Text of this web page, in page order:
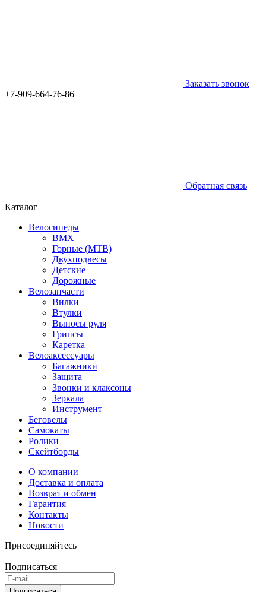
Заказать звонок
+7-909-664-76-86
Обратная связь
Каталог
Велосипеды
BMX
Горные (MTB)
Двухподвесы
Детские
Дорожные
Велозапчасти
Вилки
Втулки
Выносы руля
Грипсы
Каретка
Велоаксессуары
Багажники
Защита
Звонки и клаксоны
Зеркала
Инструмент
Беговелы
Самокаты
Ролики
Скейтборды
О компании
Доставка и оплата
Возврат и обмен
Гарантия
Контакты
Новости
Присоединяйтесь
Подписаться